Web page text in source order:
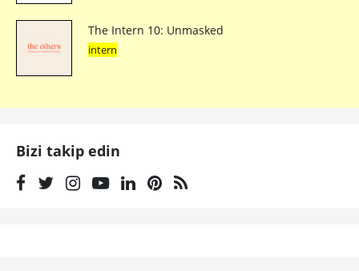
The Intern 10: Unmasked
intern
Bizi takip edin